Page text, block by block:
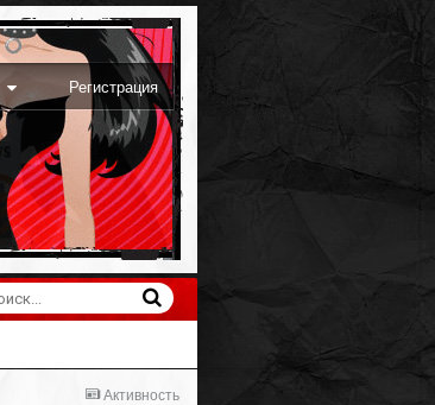
Регистрация
Активность